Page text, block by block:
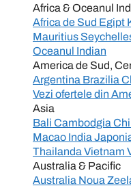
Africa & Oceanul
Africa de Sud Egipt
Mauritius
Oceanul Indian
America de Sud,
Argentina Brazilia
Vezi ofertele din
Asia
Bali Cambodgia
Macao India
Thailanda Vietnam
Australia & Pacific
Australia Noua